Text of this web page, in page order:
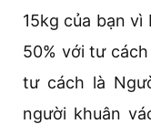
15kg của bạn vì
50% với tư
tư cách là
người khuân